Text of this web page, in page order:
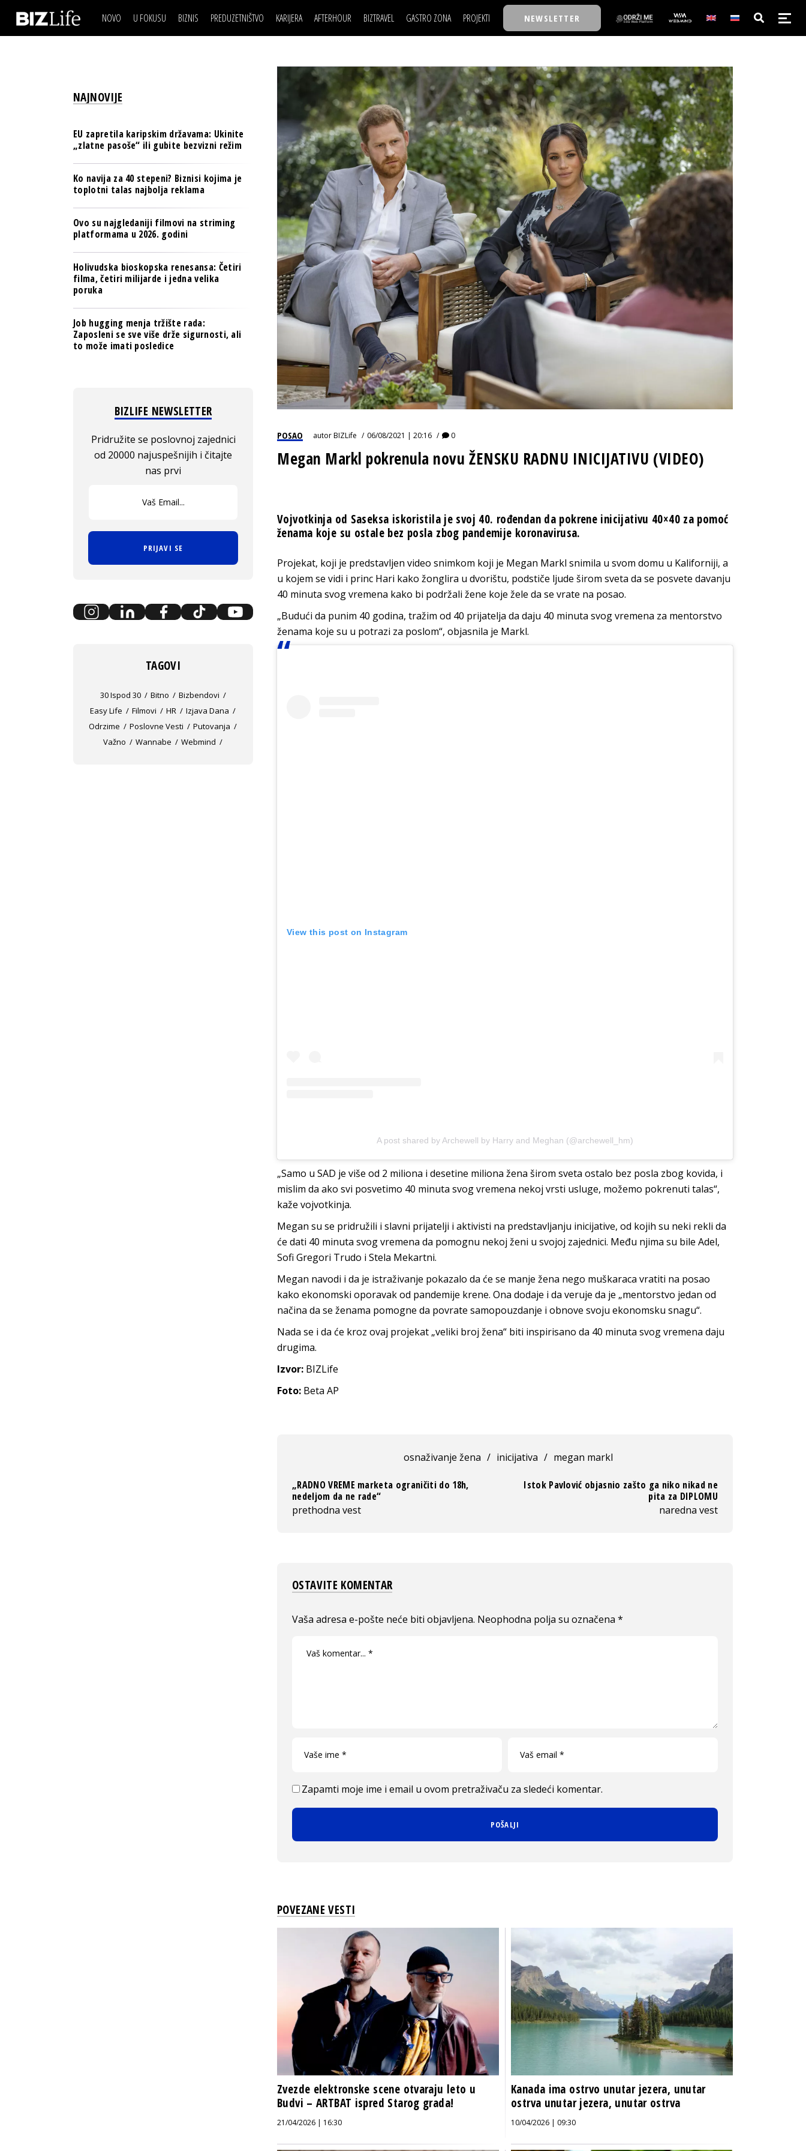
NOVO U FOKUSU BIZNIS
BANKE
OSIGURANJE
TECH I AI
BIZNIS & SPORT
PULS REGIONA
NOVO NA RAFU
PREDUZETNIŠTVO KARIJERA
LJUDI (HR)
MOJ UGAO
USAVRŠAVANJE
KNOW-HOW
AFTERHOUR
KNJIGE
AUTO SVET
STIL
WELLBEING
BIZTRAVEL GASTRO ZONA PROJEKTI
TASTY TALKS
30 ISPOD 30
BACK TO OFFICE/SCHOOL
BIZBENDOVI
BIZKOLEGIJUM
BMW BIZNIS LIGA
BIZLIFE WEEK
IZJAVA GODINE
NEWSLETTER
IZJAVA DANABIZNIS SCENA
BREND I KOMUNIKACIJE
OSIGURANJE
TECH I AI
PULS REGIONA
POSAO
MOJ UGAO
USAVRŠAVANJE
KNOW-HOW
FILM I SCENA
AUTO SVET
STIL
WELLBEING
NAJKOLEGA
30 ISPOD 30
BACK TO OFFICE/SCHOOL
BIZBENDOVI
BIZKOLEGIJUM
BMW BIZNIS LIGA
BIZLIFE WEEK
IZJAVA GODINE
POSAO autorBIZLife 06/08/2021 | 20:16 0
Megan Markl pokrenula novu ŽENSKU RADNU INICIJATIVU (VIDEO)
Vojvotkinja od Saseksa iskoristila je svoj 40. rođendan da pokrene inicijativu 40×40 za pomoć
ženama koje su ostale bez posla zbog pandemije koronavirusa.
Projekat, koji je predstavljen video snimkom koji je Megan Markl snimila u svom domu u Kaliforniji, a
u kojem se vidi i princ Hari kako žonglira u dvorištu, podstiče ljude širom sveta da se posvete davanju
40 minuta svog vremena kako bi podržali žene koje žele da se vrate na posao.
„Budući da punim 40 godina, tražim od 40 prijatelja da daju 40 minuta svog vremena za mentorstvo
ženama koje su u potrazi za poslom“, objasnila je Markl.
View this post on Instagram
A post shared by Archewell by Harry and Meghan (@archewell_hm)
„Samo u SAD je više od 2 miliona i desetine miliona žena širom sveta ostalo bez posla zbog kovida, i
mislim da ako svi posvetimo 40 minuta svog vremena nekoj vrsti usluge, možemo pokrenuti talas“,
kaže vojvotkinja.
Megan su se pridružili i slavni prijatelji i aktivisti na predstavljanju inicijative, od kojih su neki rekli da
će dati 40 minuta svog vremena da pomognu nekoj ženi u svojoj zajednici. Među njima su bile Adel,
Sofi Gregori Trudo i Stela Mekartni.
Megan navodi i da je istraživanje pokazalo da će se manje žena nego muškaraca vratiti na posao
kako ekonomski oporavak od pandemije krene. Ona dodaje i da veruje da je „mentorstvo jedan od
načina da se ženama pomogne da povrate samopouzdanje i obnove svoju ekonomsku snagu“.
Nada se i da će kroz ovaj projekat „veliki broj žena“ biti inspirisano da 40 minuta svog vremena daju
drugima.
Izvor: BIZLife
Foto: Beta AP
osnaživanje žena / inicijativa / megan markl
„RADNO VREME marketa ograničiti do 18h,
nedeljom da ne rade“
prethodna vest
Istok Pavlović objasnio zašto ga niko nikad ne
pita za DIPLOMU
naredna vest
OSTAVITE KOMENTAR
Vaša adresa e-pošte neće biti objavljena. Neophodna polja su označena *
Zapamti moje ime i email u ovom pretraživaču za sledeći komentar.
POVEZANE VESTI
Zvezde elektronske scene otvaraju leto u
Budvi – ARTBAT ispred Starog grada!
21/04/2026 | 16:30
Kanada ima ostrvo unutar jezera, unutar
ostrva unutar jezera, unutar ostrva
10/04/2026 | 09:30
NAJNOVIJE
EU zapretila karipskim državama: Ukinite
„zlatne pasoše“ ili gubite bezvizni režim
Ko navija za 40 stepeni? Biznisi kojima je
toplotni talas najbolja reklama
Ovo su najgledaniji filmovi na striming
platformama u 2026. godini
Holivudska bioskopska renesansa: Četiri
filma, četiri milijarde i jedna velika
poruka
Job hugging menja tržište rada:
Zaposleni se sve više drže sigurnosti, ali
to može imati posledice
BIZLIFE NEWSLETTER
Pridružite se poslovnoj zajednici
od 20000 najuspešnijih i čitajte
nas prvi
PRIJAVI SE
TAGOVI
30 Ispod 30 Bitno
Bizbendovi
Easy Life
Filmovi HR
Izjava Dana
Odrzime
Poslovne Vesti
Putovanja
Važno
Wannabe Webmind